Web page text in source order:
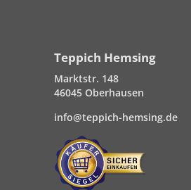
Teppich Hemsing
Marktstr. 148
46045 Oberhausen
info@teppich-hemsing.de